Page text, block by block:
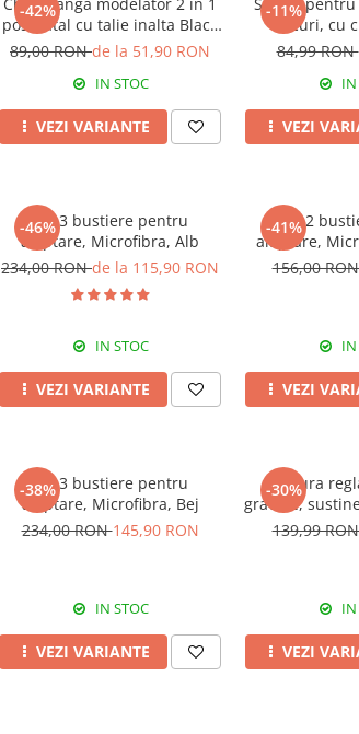
-42%
postnatal cu talie inalta Black
Rose Girl
89,00 RONde la 51,90 RON
IN STOC
VEZI VARIANTE
-11%
arcuri, cu
84,99 RON
IN
VEZI
-46%
Set 3 bustiere pentru
alaptare, Microfibra, Alb
234,00 RONde la 115,90 RON
IN STOC
VEZI VARIANTE
-41%
Set 2
alaptare,
156,00
IN
VEZI
-38%
Set 3 bustiere pentru
alaptare, Microfibra, Bej
234,00 RON145,90 RON
IN STOC
VEZI VARIANTE
-30%
Centura
gravide,
in timpul
139,99
IN
VEZI